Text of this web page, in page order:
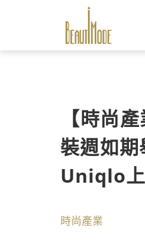
【時尚
裝週如
Uniqlo上
時尚產業